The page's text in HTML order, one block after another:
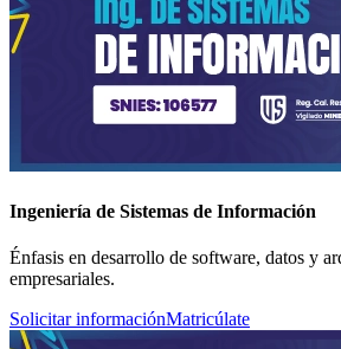
Ingeniería de Sistemas de Información
Énfasis en desarrollo de software, datos y
empresariales.
Solicitar informaciónMatricúlate